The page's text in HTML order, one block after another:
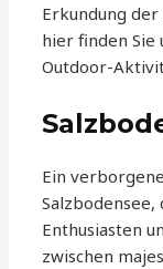
Erkundung
hier finden Sie
Outdoor-
Ein
Enthusiasten
zwischen